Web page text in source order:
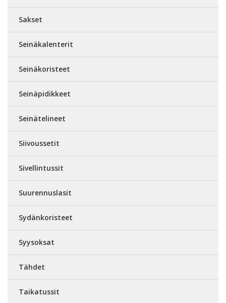
Sakset
Seinäkalenterit
Seinäkoristeet
Seinäpidikkeet
Seinätelineet
Siivoussetit
Sivellintussit
Suurennuslasit
Sydänkoristeet
Syysoksat
Tähdet
Taikatussit